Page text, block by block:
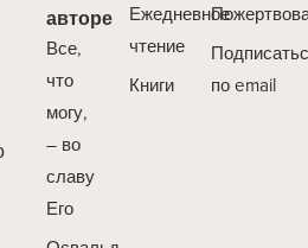
авторе
Все,
что
могу,
– во
славу
Его
Ежедневное
чтение
Книги
по email